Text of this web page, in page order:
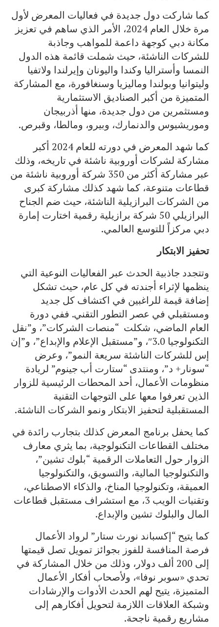
كما شاركت دول جديدة في فعاليات المعرض لأول
مرة خلال العام 2024، الأمر الذي ساهم في تعزيز
مكانة دبي كوجهة داعمة للمواهب وجاذبة
للشركات الناشئة، حيث شملت قائمة هذه الدول
النمسا وأستراليا وكندا واليونان وإيرلندا ولاتفيا
وليتوانيا وبولندا وماليزيا وسنغافورة، مع المشاركة
المتميزة من أكبر الصناديق الاستثمارية
ومستثمرين من دول جديدة، منها أذربيجان
وموريشيوس والدنمارك، وبيرو، ومالطا، وقبرص.
كما شهد المعرض في دورته للعام 2024 أكبر
مشاركة لشركات أوروبية ناشئة في تاريخه، وذلك
عبر مشاركة أكثر من 350 شركة أوروبية ناشئة من
قطاعات متنوعة، كما شهد كذلك مشاركة كبرى
من الشركات البرازيلية الناشئة، حيث ضم الجناح
البرازيلي 50 شركة برازيلية رقمية اختارت إمارة
دبي مركزاً للتوسع العالمي.
تحفيز الابتكار
وتتجدد جاذبية الحدث عبر الفعاليات النوعية التي
ينظمها لإثراء أجندته في كل عام، حيث تشكل
إضافة قيمة للراغبين في اكتشاف كل جديد
ومستقبلي في عصر التطور التقني. ففي دورة
العام الماضي، شكلت “منصات الشركات”، و”نقل
التكنولوجيا 3.0″، و”مستقبل الإعلام والإبداع”، و”إن
إس للشركات الناشئة سريعة النمو”، وعرض
“سونار+ د”، ومنتدى “ستارت أب جينوم” لريادة
منظومات الأعمال، أحد المحطات الرئيسية للزوار
الذين تعرفوا معها على التوجهات التقنية
المستقبلية لتحفيز الابتكار ونمو الشركات الناشئة.
كما يحفل برنامج المعرض كذلك بتجارب رائدة في
مختلف القطاعات التكنولوجية، بما يثري معارف
الزوار حول التعاملات الرقمية “بلوك تشين”،
والتكنولوجيا المالية، والتسويق، والتكنولوجيا
العميقة، وتكنولوجيا المناخ، والذكاء الاصطناعي،
وتقنيات الويب 3، مع استشراف مستقبل قطاعات
المال والبلوك تشين والإبداع.
كما يتيح “إكسباند نورث ستار” لرواد الأعمال
فرصة المنافسة للفوز بجوائز تمويل تصل قيمتها
إلى 200 ألف دولار، وذلك من خلال المشاركة في
تحدي «سوبر نوفا»، ولأصحاب أفكار الأعمال
المتميزة، يتيح لهم الحدث الأدوات والإرشادات
وشبكة العلاقات اللازمة لتحويل أفكارهم إلى
مشاريع رقمية ناجحة.